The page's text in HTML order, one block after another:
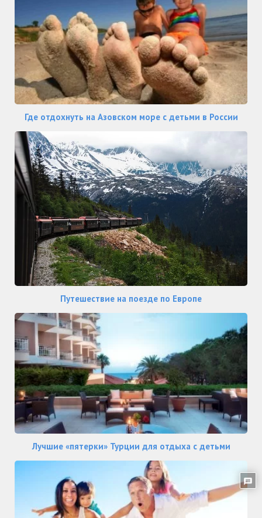
Где отдохнуть на Азовском море с детьми в России
Путешествие на поезде по Европе
Лучшие «пятерки» Турции для отдыха с детьми